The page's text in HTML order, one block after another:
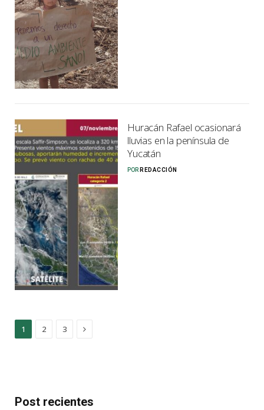
Huracán Rafael ocasionará
lluvias en la península de
Yucatán
POR REDACCIÓN
1 2 3 Next
Post recientes